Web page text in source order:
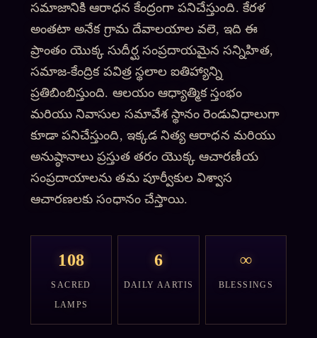
సమాజానికి ఆరాధన కేంద్రంగా పనిచేస్తుంది. కేరళ
అంతటా అనేక గ్రామ దేవాలయాల వలె, ఇది ఈ
ప్రాంతం యొక్క సుదీర్ఘ సంప్రదాయమైన సన్నిహిత,
సమాజ-కేంద్రిక పవిత్ర స్థలాల ఐతిహ్యాన్ని
ప్రతిబింబిస్తుంది. ఆలయం ఆధ్యాత్మిక స్తంభం
మరియు నివాసుల సమావేశ స్థానం రెండువిధాలుగా
కూడా పనిచేస్తుంది, ఇక్కడ నిత్య ఆరాధన మరియు
అనుష్ఠానాలు ప్రస్తుత తరం యొక్క ఆచారణీయ
సంప్రదాయాలను తమ పూర్వీకుల విశ్వాస
ఆచారణలకు సంధానం చేస్తాయి.
108
SACRED
LAMPS
6
DAILY AARTIS
∞
BLESSINGS